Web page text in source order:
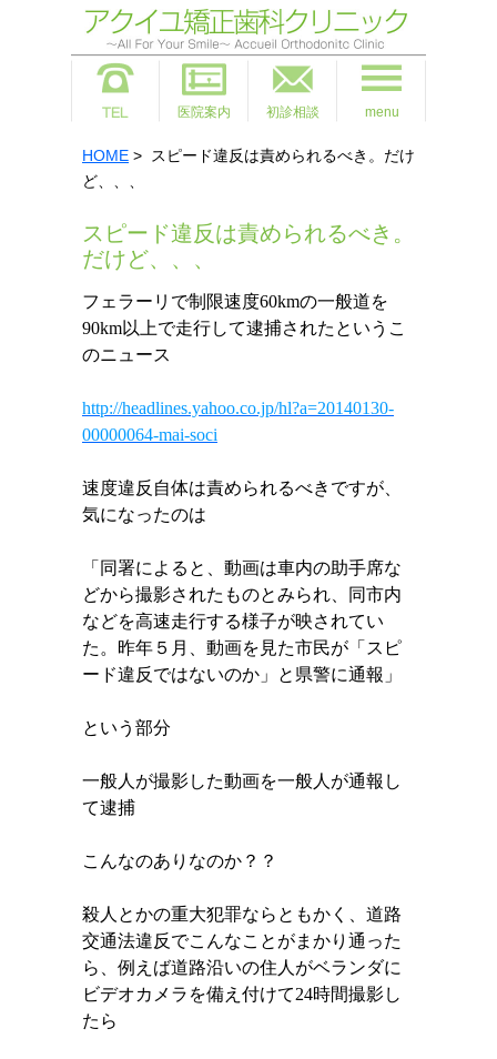
医院案内 初診相談 menu
HOME > スピード違反は責められるべき。だけ
ど、、、
スピード違反は責められるべき。
だけど、、、
フェラーリで制限速度60kmの一般道を
90km以上で走行して逮捕されたというこ
のニュース
http://headlines.yahoo.co.jp/hl?a=20140130-
00000064-mai-soci
速度違反自体は責められるべきですが、
気になったのは
「同署によると、動画は車内の助手席な
どから撮影されたものとみられ、同市内
などを高速走行する様子が映されてい
た。昨年５月、動画を見た市民が「スピ
ード違反ではないのか」と県警に通報」
という部分
一般人が撮影した動画を一般人が通報し
て逮捕
こんなのありなのか？？
殺人とかの重大犯罪ならともかく、道路
交通法違反でこんなことがまかり通った
ら、例えば道路沿いの住人がベランダに
ビデオカメラを備え付けて24時間撮影し
たら